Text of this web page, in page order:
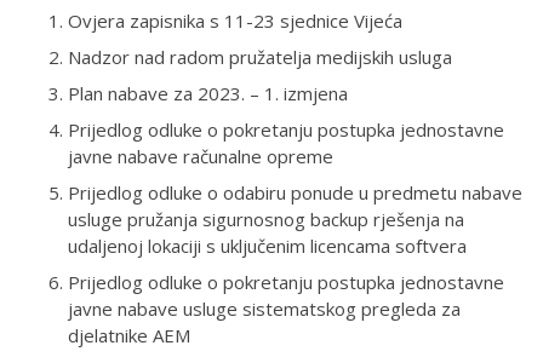
Ovjera zapisnika s 11-23 sjednice Vijeća
Nadzor nad radom pružatelja medijskih usluga
Plan nabave za 2023. – 1. izmjena
Prijedlog odluke o pokretanju postupka jednostavne
javne nabave računalne opreme
Prijedlog odluke o odabiru ponude u predmetu nabave
usluge pružanja sigurnosnog backup rješenja na
udaljenoj lokaciji s uključenim licencama softvera
Prijedlog odluke o pokretanju postupka jednostavne
javne nabave usluge sistematskog pregleda za
djelatnike AEM